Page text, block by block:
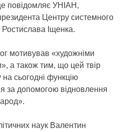
повідомляє УНІАН,
Центру системного
Ростислава Іщенка.
мотивував «художніми
а також тим, що цей твір
сьогодні функцію
за допомогою відновлення
наук Валентин